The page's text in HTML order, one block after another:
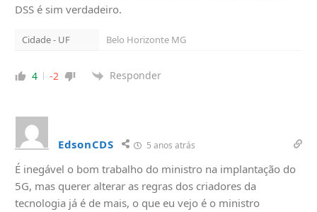
DSS é sim verdadeiro.
Cidade - UF Belo Horizonte MG
4 -2 Responder
EdsonCDS 5 anos atrás
É inegável o bom trabalho do ministro na implantação do
5G, mas querer alterar as regras dos criadores da
tecnologia já é de mais, o que eu vejo é o ministro